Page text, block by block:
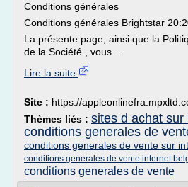
Conditions générales
Conditions générales Brightstar
La présente page, ainsi que la
de la Société , vous...
Lire la suite
Site : https://
Thèmes liés : sites d achat sur
conditions generales de
conditions generales de vente sur
conditions generales de vente internet
conditions generales de vente